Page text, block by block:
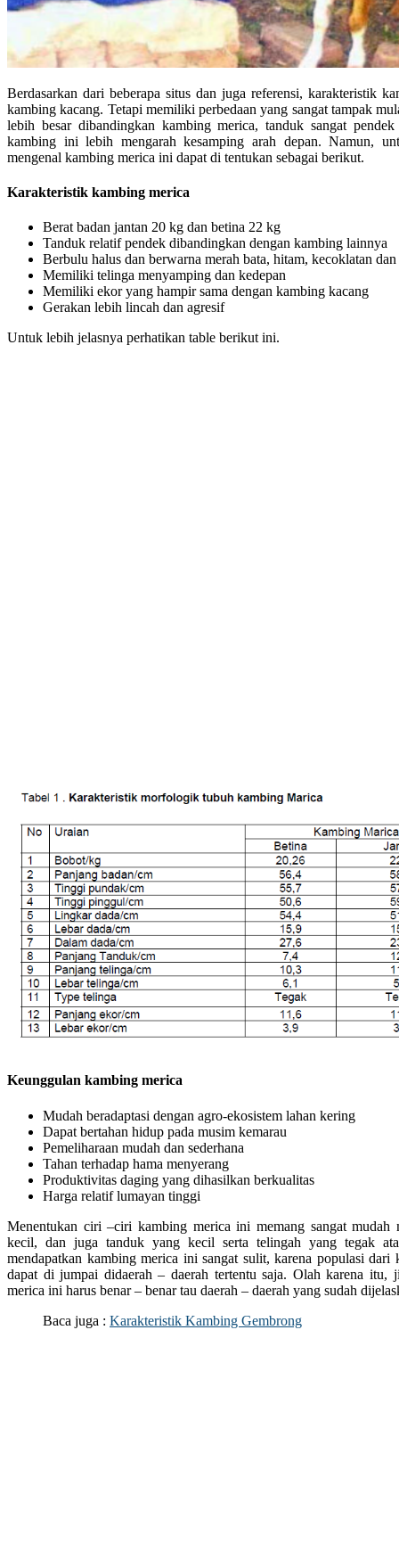
Berdasarkan dari beberapa situs dan juga referensi, karakteristik
kambing kacang. Tetapi memiliki perbedaan yang sangat tampak
lebih besar dibandingkan kambing merica, tanduk sangat
kambing ini lebih mengarah kesamping arah depan. Namun,
mengenal kambing merica ini dapat di tentukan sebagai berikut.
Karakteristik kambing merica
Berat badan jantan 20 kg dan betina 22 kg
Tanduk relatif pendek dibandingkan dengan kambing lainnya
Berbulu halus dan berwarna merah bata, hitam, kecoklatan
Memiliki telinga menyamping dan kedepan
Memiliki ekor yang hampir sama dengan kambing kacang
Gerakan lebih lincah dan agresif
Untuk lebih jelasnya perhatikan table berikut ini.
Keunggulan kambing merica
Mudah beradaptasi dengan agro-ekosistem lahan kering
Dapat bertahan hidup pada musim kemarau
Pemeliharaan mudah dan sederhana
Tahan terhadap hama menyerang
Produktivitas daging yang dihasilkan berkualitas
Harga relatif lumayan tinggi
Menentukan ciri –ciri kambing merica ini memang sangat
kecil, dan juga tanduk yang kecil serta telingah yang tegak
mendapatkan kambing merica ini sangat sulit, karena populasi
dapat di jumpai didaerah – daerah tertentu saja. Olah karena itu,
merica ini harus benar – benar tau daerah – daerah yang sudah
Baca juga : Karakteristik Kambing Gembrong